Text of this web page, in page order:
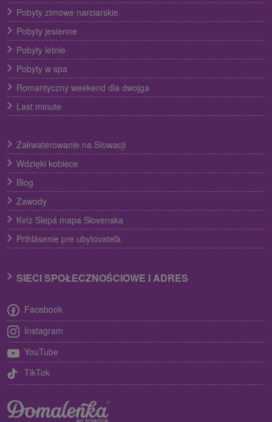
Pobyty zimowe narciarskie
Pobyty jesienne
Pobyty letnie
Pobyty w spa
Romantyczny weekend dla dwojga
Last minute
Zakwaterowanie na Słowacji
Wdzięki kobiece
Blog
Zawody
Kvíz Slepá mapa Slovenska
Prihlásenie pre ubytovateľa
SIECI SPOŁECZNOŚCIOWE I ADRES
Facebook
Instagram
YouTube
TikTok